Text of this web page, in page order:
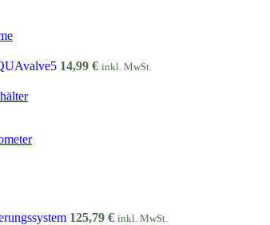
14,99 € inkl. MwSt.
125,79 € inkl. MwSt.